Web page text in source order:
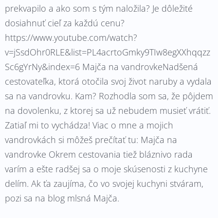
prekvapilo a ako som s tým naložila? Je dôležité
dosiahnuť cieľ za každú cenu?
https://www.youtube.com/watch?
v=jSsdOhr0RLE&list=PL4acrtoGmky9TIw8egXXhqqzz
Sc6gYrNy&index=6 Majča na vandrovkeNadšená
cestovateľka, ktorá otočila svoj život naruby a vydala
sa na vandrovku. Kam? Rozhodla som sa, že pôjdem
na dovolenku, z ktorej sa už nebudem musieť vrátiť.
Zatiaľ mi to vychádza! Viac o mne a mojich
vandrovkách si môžeš prečítať tu: Majča na
vandrovke Okrem cestovania tiež bláznivo rada
varím a ešte radšej sa o moje skúsenosti z kuchyne
delím. Ak ťa zaujíma, čo vo svojej kuchyni stváram,
pozi sa na blog mlsná Majča.